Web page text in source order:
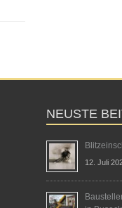
NEUSTE
12. Juli